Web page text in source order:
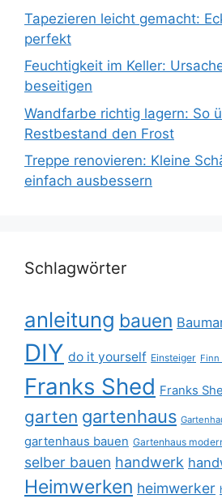
Tapezieren leicht gemacht:
perfekt
Feuchtigkeit im Keller:
beseitigen
Wandfarbe richtig lagern: So
Restbestand den Frost
Treppe renovieren: Kleine
einfach ausbessern
Schlagwörter
anleitung bauen
DIY do it yourself Einsteiger Finn
Franks Shed Franks
garten gartenhaus
gartenhaus bauen Gartenhaus
selber bauen handwerk
Heimwerken heimwerker